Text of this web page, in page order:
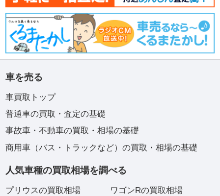
車を売る
車買取トップ
普通車の買取・査定の基礎
事故車・不動車の買取・相場の基礎
商用車（バス・トラックなど）の買取・相場の基礎
人気車種の買取相場を調べる
プリウスの買取相場
ワゴンRの買取相場